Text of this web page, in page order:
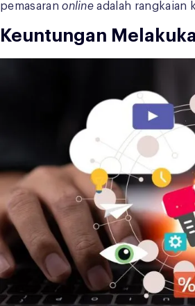
pemasaranonlineadalah rangkaian
Keuntungan